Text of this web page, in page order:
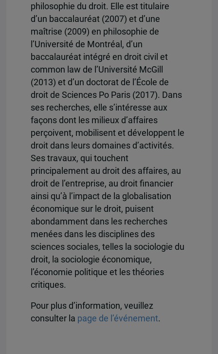
philosophie du droit. Elle est titulaire
d’un baccalauréat (2007) et d’une
maîtrise (2009) en philosophie de
l’Université de Montréal, d’un
baccalauréat intégré en droit civil et
common law de l’Université McGill
(2013) et d’un doctorat de l’École de
droit de Sciences Po Paris (2017). Dans
ses recherches, elle s’intéresse aux
façons dont les milieux d’affaires
perçoivent, mobilisent et développent le
droit dans leurs domaines d’activités.
Ses travaux, qui touchent
principalement au droit des affaires, au
droit de l’entreprise, au droit financier
ainsi qu’à l’impact de la globalisation
économique sur le droit, puisent
abondamment dans les recherches
menées dans les disciplines des
sciences sociales, telles la sociologie du
droit, la sociologie économique,
l’économie politique et les théories
critiques.
Pour plus d’information, veuillez
consulter la page de l’événement.